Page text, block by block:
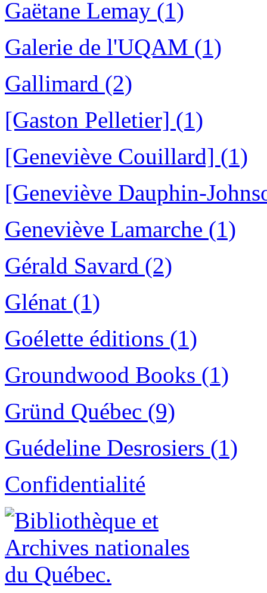
Gaëtane Lemay (1)
Galerie de l'UQAM (1)
Gallimard (2)
[Gaston Pelletier] (1)
[Geneviève Couillard] (1)
[Geneviève Dauphin-
Geneviève Lamarche (1)
Gérald Savard (2)
Glénat (1)
Goélette éditions (1)
Groundwood Books (1)
Gründ Québec (9)
Guédeline Desrosiers (1)
Confidentialité